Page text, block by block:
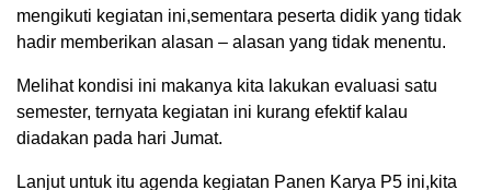
mengikuti kegiatan ini,sementara peserta didik yang tidak
hadir memberikan alasan – alasan yang tidak menentu.
Melihat kondisi ini makanya kita lakukan evaluasi satu
semester, ternyata kegiatan ini kurang efektif kalau
diadakan pada hari Jumat.
Lanjut untuk itu agenda kegiatan Panen Karya P5 ini,kita